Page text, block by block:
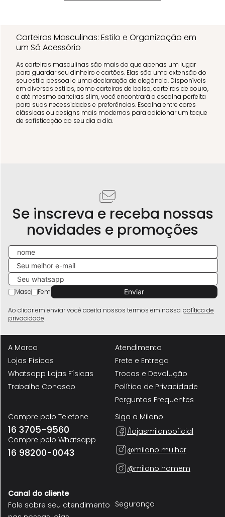
Carteiras Masculinas: Estilo e Organização em
um Só Acessório
As carteiras masculinas são mais do que apenas um lugar
para guardar seu dinheiro e cartões. Elas são uma extensão do
seu estilo pessoal e uma declaração de elegância. Disponíveis
em diversos estilos, como carteiras de bolso, carteiras de couro,
e até mesmo carteiras slim, você encontrará a escolha perfeita
para suas necessidades e preferências. Escolha entre cores
clássicas ou designs mais modernos para adicionar um toque
de sofisticação ao seu dia a dia.
Se inscreva e receba nossas
novidades e promoções
Masc Fem
Ao clicar em enviar você aceita nossos termos em nossa política de
privacidade
A Marca
Lojas Físicas
Whatsapp Lojas Físicas
Trabalhe Conosco
Atendimento
Frete e Entrega
Trocas e Devolução
Política de Privacidade
Perguntas Frequentes
Compre pelo Telefone
16 3705-9560
Compre pelo Whatsapp
16 98200-0043
Siga a Milano
/lojasmilanooficial
@milano mulher
@milano homem
Canal do cliente
Fale sobre seu atendimento Segurança